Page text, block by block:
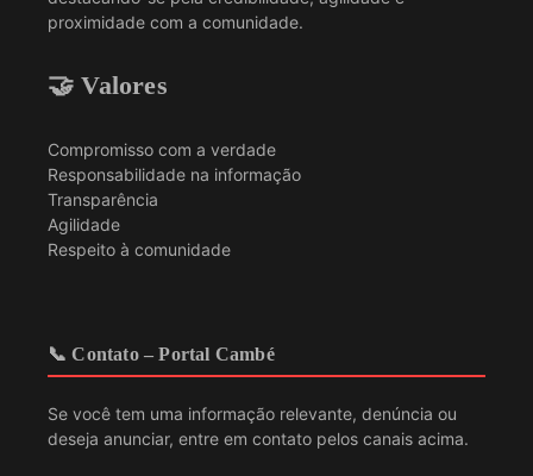
proximidade com a comunidade.
🤝 Valores
Compromisso com a verdade
Responsabilidade na informação
Transparência
Agilidade
Respeito à comunidade
📞 Contato – Portal Cambé
Se você tem uma informação relevante, denúncia ou
deseja anunciar, entre em contato pelos canais acima.